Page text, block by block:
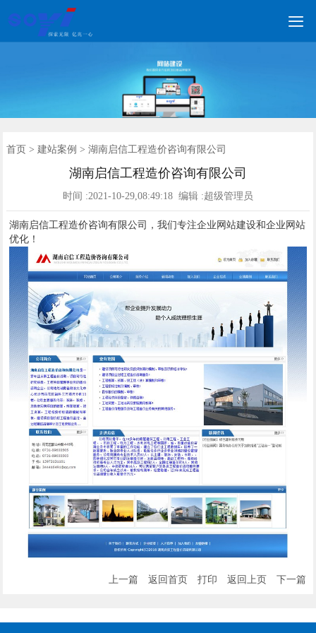

首页
网站建设
营销网站
手机网站
全网营销
网站优化
400电话
优化案例
建站案例
新闻动态
联系我们
首页 > 建站案例 > 湖南启信工程造价咨询有限公司
湖南启信工程造价咨询有限公司
时间 :2021-10-29,08:49:18 编辑 :超级管理员
湖南启信工程造价咨询有限公司，我们专注企业网站建设和企业网站
优化！
上一篇 返回首页 打印 返回上页 下一篇